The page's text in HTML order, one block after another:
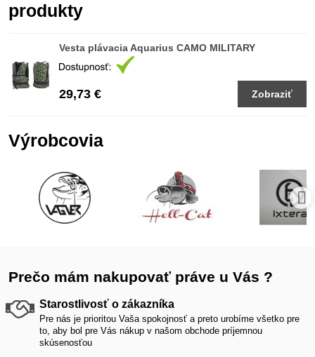
produkty
Vesta plávacia Aquarius CAMO MILITARY
29,73 € Zobraziť
Výrobcovia
Prečo mám nakupovať práve u Vás ?
Starostlivosť o zákazníka
Pre nás je prioritou Vaša spokojnosť a preto urobíme všetko pre
to, aby bol pre Vás nákup v našom obchode príjemnou
skúsenosťou